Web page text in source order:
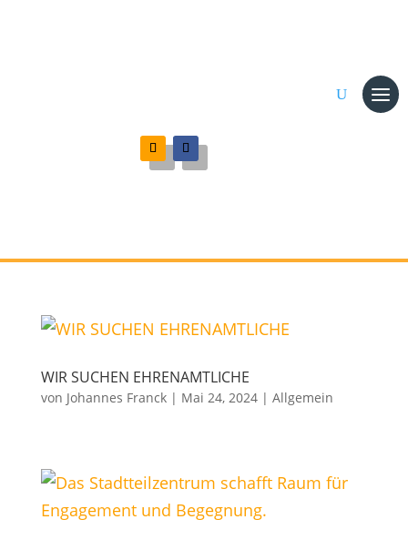
WIR SUCHEN EHRENAMTLICHE
von Johannes Franck| Mai 24, 2024| Allgemein